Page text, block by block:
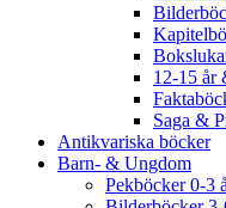
12-15 år
Saga &
Antikvariska böcker
Barn- & Ungdom
Pekböcker 0-3